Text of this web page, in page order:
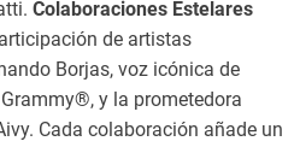
Colaboraciones Estelares
de artistas
Borjas, voz icónica de
y la prometedora
Cada colaboración añade un